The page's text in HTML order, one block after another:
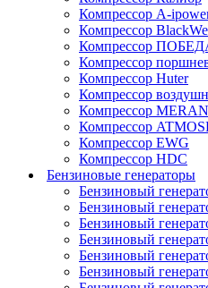
Компрессор A-
Компрессор
Компрессор
Компрессор
Компрессор Huter
Компрессор
Компрессор MERAN
Компрессор
Компрессор EWG
Компрессор HDC
Бензиновые генераторы
Бензиновый
Бензиновый
Бензиновый
Бензиновый
Бензиновый
Бензиновый